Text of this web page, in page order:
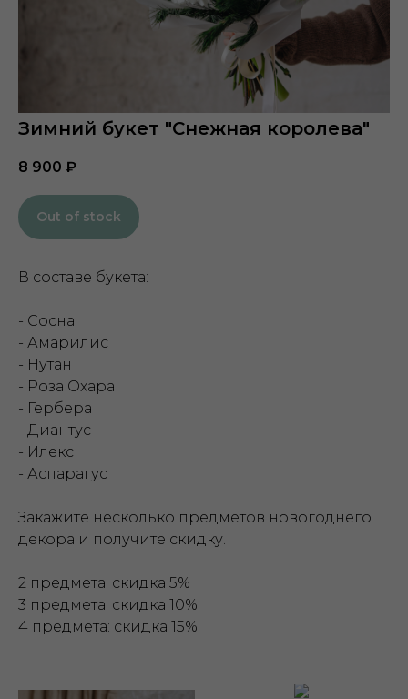
Зимний букет "Снежная королева"
8 900 ₽
Out of stock
В составе букета:
- Сосна
- Амарилис
- Нутан
- Роза Охара
- Гербера
- Диантус
- Илекс
- Аспарагус
Закажите несколько предметов новогоднего
декора и получите скидку.
2 предмета: скидка 5%
3 предмета: скидка 10%
4 предмета: скидка 15%